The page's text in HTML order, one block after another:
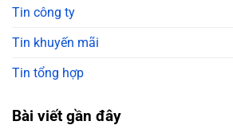
Tin công ty
Tin khuyến mãi
Tin tổng hợp
Bài viết gần đây